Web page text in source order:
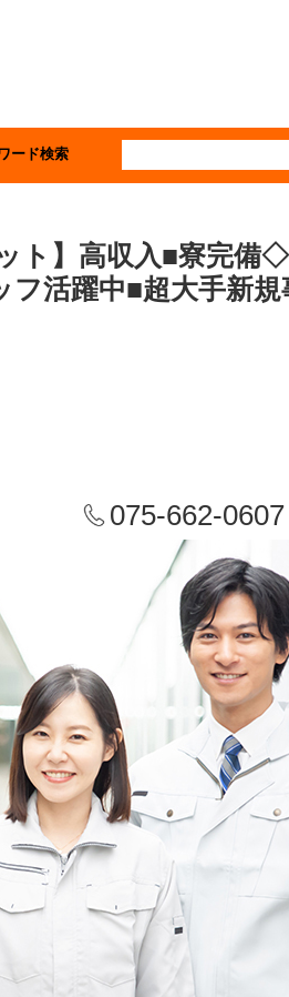
ード検索
ト】高収入■寮完備
活躍中■超大手新
075-662-0607